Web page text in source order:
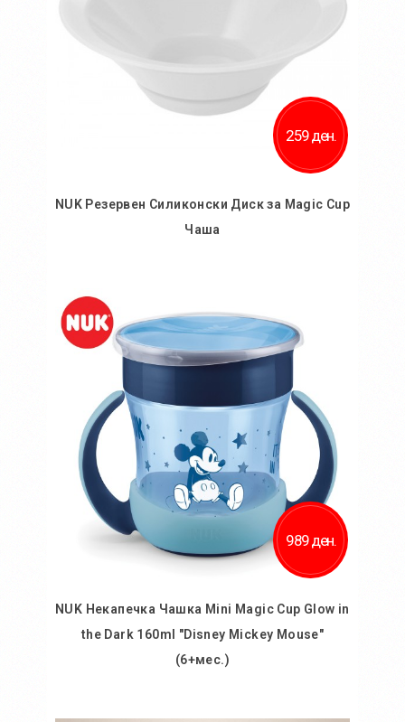
259 ден.
NUK Резервен Силиконски Диск за Magic Cup
Чаша
Додај во желби
Додај за споредба
989 ден.
NUK Некапечка Чашка Mini Magic Cup Glow in
the Dark 160ml "Disney Mickey Mouse"
(6+мес.)
Во кошничка